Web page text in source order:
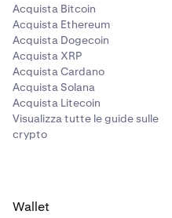
Acquista Bitcoin
Acquista Ethereum
Acquista Dogecoin
Acquista XRP
Acquista Cardano
Acquista Solana
Acquista Litecoin
Visualizza tutte le guide sulle
crypto
Wallet